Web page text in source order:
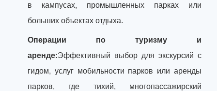
в кампусах, промышленных парках или
больших объектах отдыха.
Операции по туризму и
аренде:Эффективный выбор для экскурсий с
гидом, услуг мобильности парков или аренды
парков, где тихий, многопассажирский